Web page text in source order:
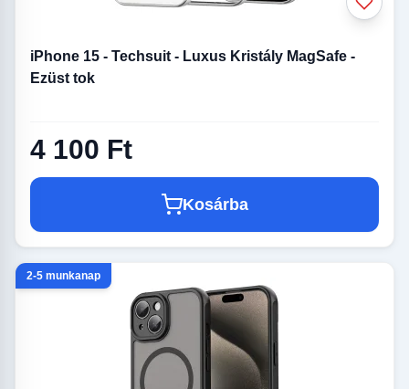
iPhone 15 - Techsuit - Luxus Kristály MagSafe -
Ezüst tok
4 100 Ft
Kosárba
2-5 munkanap